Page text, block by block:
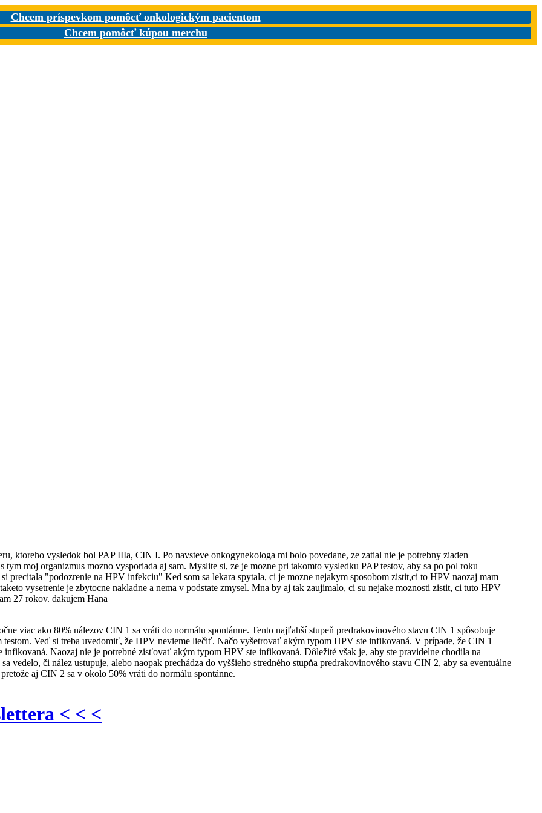
Chcem príspevkom pomôcť onkologickým pacientom
Chcem pomôcť kúpou merchu
ktoreho vysledok bol PAP IIIa, CIN I. Po navsteve onkogynekologa mi bolo povedane, ze zatial nie je potrebny ziaden
moj organizmus mozno vysporiada aj sam. Myslite si, ze je mozne pri takomto vysledku PAP testov, aby sa po pol roku
precitala "podozrenie na HPV infekciu" Ked som sa lekara spytala, ci je mozne nejakym sposobom zistit,ci to HPV naozaj mam
vysetrenie je zbytocne nakladne a nema v podstate zmysel. Mna by aj tak zaujimalo, ci su nejake moznosti zistit, ci tuto HPV
27 rokov. dakujem Hana
viac ako 80% nálezov CIN 1 sa vráti do normálu spontánne. Tento najľahší stupeň predrakovinového stavu CIN 1 spôsobuje
Veď si treba uvedomiť, že HPV nevieme liečiť. Načo vyšetrovať akým typom HPV ste infikovaná. V prípade, že CIN 1
Naozaj nie je potrebné zisťovať akým typom HPV ste infikovaná. Dôležité však je, aby ste pravidelne chodila na
vedelo, či nález ustupuje, alebo naopak prechádza do vyššieho stredného stupňa predrakovinového stavu CIN 2, aby sa eventuálne
aj CIN 2 sa v okolo 50% vráti do normálu spontánne.
< < <